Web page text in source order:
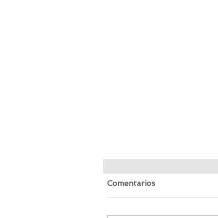
5 Razones para visitar
Ecuador: Curiosidades
Ecuador, a pesar de ser
Comentarios